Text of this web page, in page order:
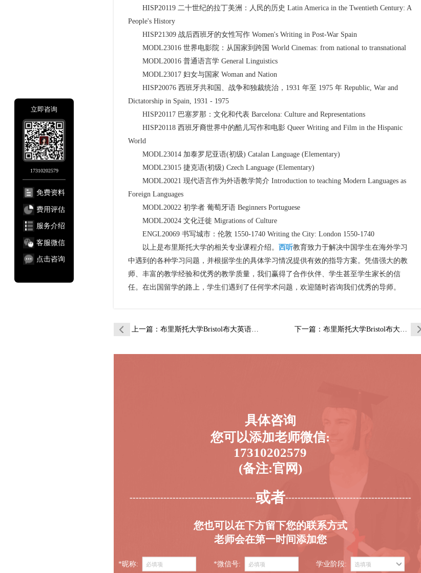
HISP20119 二十世纪的拉丁美洲：人民的历史 Latin America in the Twentieth Century: A
People's History
HISP21309 战后西班牙的女性写作 Women's Writing in Post-War Spain
MODL23016 世界电影院：从国家到跨国 World Cinemas: from national to transnational
MODL20016 普通语言学 General Linguistics
MODL23017 妇女与国家 Woman and Nation
HISP20076 西班牙共和国、战争和独裁统治，1931 年至 1975 年 Republic, War and
Dictatorship in Spain, 1931 - 1975
HISP20117 巴塞罗那：文化和代表 Barcelona: Culture and Representations
HISP20118 西班牙裔世界中的酷儿写作和电影 Queer Writing and Film in the Hispanic
World
MODL23014 加泰罗尼亚语(初级) Catalan Language (Elementary)
MODL23015 捷克语(初级) Czech Language (Elementary)
MODL20021 现代语言作为外语教学简介 Introduction to teaching Modern Languages as
Foreign Languages
MODL20022 初学者 葡萄牙语 Beginners Portuguese
MODL20024 文化迁徙 Migrations of Culture
ENGL20069 书写城市：伦敦 1550-1740 Writing the City: London 1550-1740
以上是布里斯托大学的相关专业课程介绍。 西听教育致力于解决中国学生在海外学习
中遇到的各种学习问题，并根据学生的具体学习情况提供有效的指导方案。凭借强大的教
师、丰富的教学经验和优秀的教学质量，我们赢得了合作伙伴、学生甚至学生家长的信
任。在出国留学的路上，学生们遇到了任何学术问题，欢迎随时咨询我们优秀的导师。
上一篇：布里斯托大学Bristol布大英语和西班… 下一篇 ：布里斯托大学Bristol布大英语和西班…
具体咨询
您可以添加老师微信:
17310202579
(备注:官网)
-----------------------------------------或者-----------------------------------------
您也可以在下方留下您的联系方式
老师会在第一时间添加您
*昵称: *微信号: 学业阶段:
立即咨询
17310202579
免费资料
费用评估
服务介绍
客服微信
点击咨询